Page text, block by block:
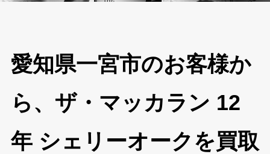
愛知県一宮市のお客様か
ら、ザ・マッカラン 12
年 シェリーオークを買取